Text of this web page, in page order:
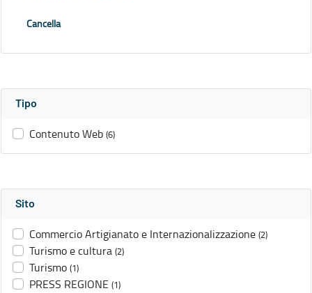
Cancella
Tipo
Contenuto Web (6)
Sito
Commercio Artigianato e Internazionalizzazione (2)
Turismo e cultura (2)
Turismo (1)
PRESS REGIONE (1)